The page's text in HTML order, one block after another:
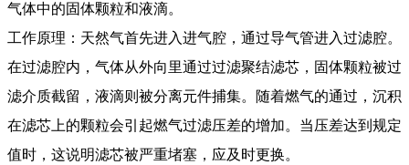
气体中的固体颗粒和液滴。
工作原理：天然气首先进入进气腔，通过导气管进入过滤腔。
在过滤腔内，气体从外向里通过过滤聚结滤芯，固体颗粒被过
滤介质截留，液滴则被分离元件捕集。随着燃气的通过，沉积
在滤芯上的颗粒会引起燃气过滤压差的增加。当压差达到规定
值时，这说明滤芯被严重堵塞，应及时更换。